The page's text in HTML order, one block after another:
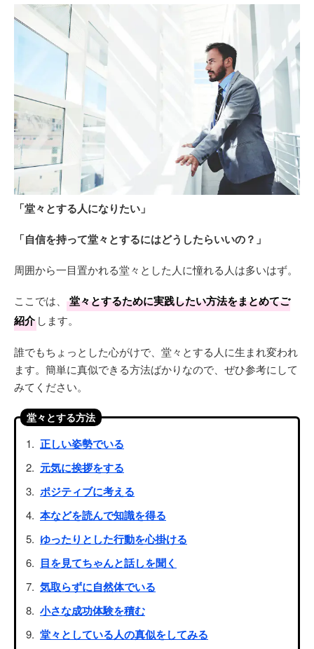
「堂々とする人になりたい」
「自信を持って堂々とするにはどうしたらいいの？」
周囲から一目置かれる堂々とした人に憧れる人は多いはず。
ここでは、
堂々とするために実践したい方法をまとめてご
紹介 します。
誰でもちょっとした心がけで、堂々とする人に生まれ変われ
ます。簡単に真似できる方法ばかりなので、ぜひ参考にして
みてください。
堂々とする方法
正しい姿勢でいる
元気に挨拶をする
ポジティブに考える
本などを読んで知識を得る
ゆったりとした行動を心掛ける
目を見てちゃんと話しを聞く
気取らずに自然体でいる
小さな成功体験を積む
堂々としている人の真似をしてみる